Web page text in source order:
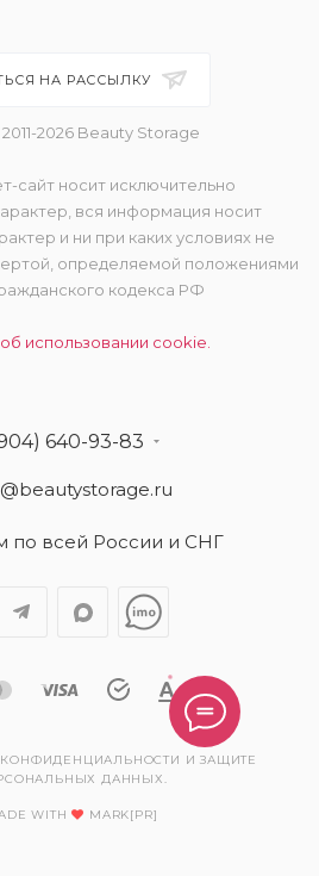
НА РАССЫЛКУ
2026 Beauty Storage
сайт носит исключительно
вся информация носит
и ни при каких условиях не
определяемой положениями
кодекса РФ
использовании cookie.
640-93-83
по всей России и СНГ
И ЗАЩИТЕ
ДАННЫХ.
WITH MARK[PR]